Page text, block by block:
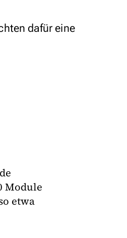
dafür eine
Module
etwa